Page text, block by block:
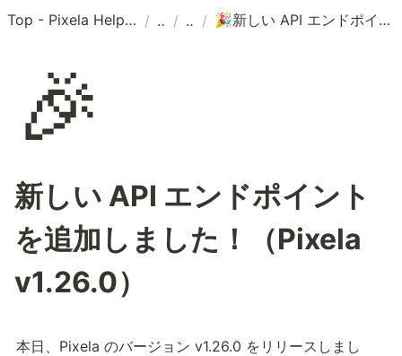
Top - Pixela Help Center / / / 🎉 新しい API エンドポイントを追加しました！（Pixela v1.26.0）
🎉
新しい API エンドポイント
を追加しました！（Pixela
v1.26.0）
本日、Pixela のバージョン v1.26.0 をリリースしまし